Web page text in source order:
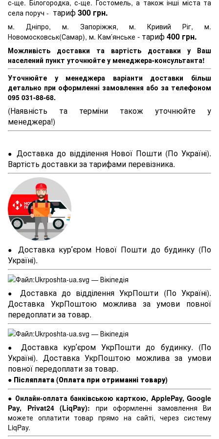
с-ще. Білогородка, с-ще. Гостомель, а також інші міста та
села поруч - тариф300 грн.
м. Дніпро, м. Запоріжжя, м. Кривий Ріг, м.
Новомосковськ(Самар), м. Кам’янське - тариф400 грн.
Можливість доставки та вартість доставки у Ваш
населений пункт уточнюйте у менеджера-консультанта!
Уточнюйте у менеджера варіанти доставки більш
детально при оформленні замовлення або за телефоном
095 031-88-68.
(Наявність та терміни також уточнюйте у
менеджера!)
● Доставка до відділення Нової Пошти (По Україні).
Вартість доставки за тарифами перевізника.
● Доставка курʼєром Нової Пошти до будинку (По
Україні).
● Доставка до відділення УкрПошти (По Україні).
Доставка УкрПоштою можлива за умови повної
передоплати за товар.
● Доставка курʼєром УкрПошти до будинку. (По
Україні). Доставка УкрПоштою можлива за умови
повної передоплати за товар.
● Післяплата (Оплата при отриманні товару)
● Онлайн-оплата банківською карткою, ApplePay, Google
Pay, Privat24 (LiqPay): при оформленні замовлення Ви
можете оплатити товар прямо на сайті, через систему
LiqPay.